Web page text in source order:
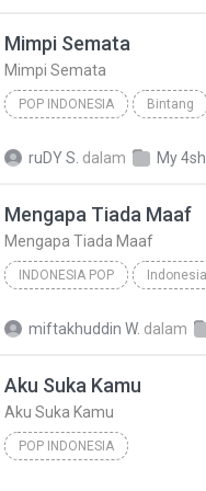
Mimpi Semata
Mimpi Semata
POP INDONESIA Bintang
ruDY S. dalam My
Mengapa Tiada Maaf
Mengapa Tiada Maaf
INDONESIA POP Indonesia
miftakhuddin W. dalam
Aku Suka Kamu
Aku Suka Kamu
POP INDONESIA